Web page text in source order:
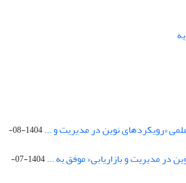
«رویکردهای نوین در مدیریت و ...
1404-08-
در مدیریت و بازاریابی» موفق به ...
1404-07-